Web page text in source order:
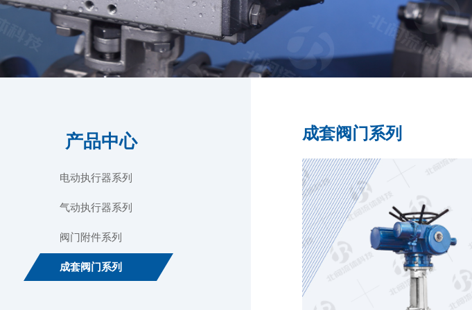
产品中心
电动执行器系列
气动执行器系列
阀门附件系列
成套阀门系列
成套阀门系列